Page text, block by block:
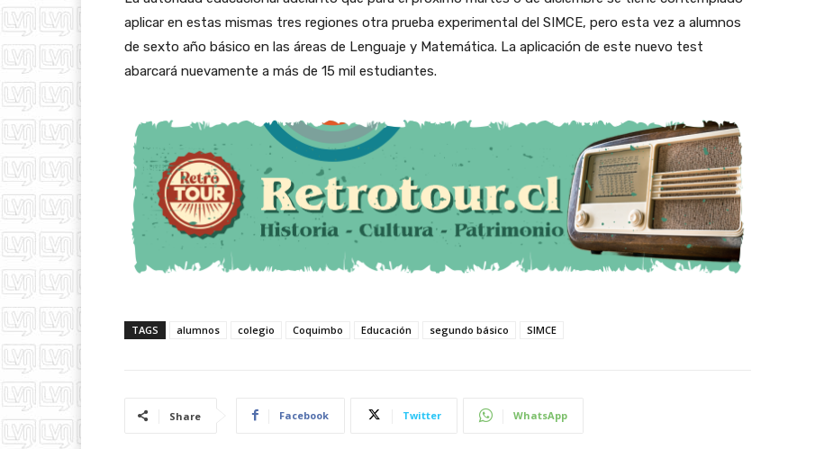
aplicar en estas mismas tres regiones otra prueba experimental del SIMCE, pero esta vez a alumnos
de sexto año básico en las áreas de Lenguaje y Matemática. La aplicación de este nuevo test
abarcará nuevamente a más de 15 mil estudiantes.
TAGS alumnos colegio Coquimbo Educación segundo básico SIMCE
Share Facebook Twitter WhatsApp